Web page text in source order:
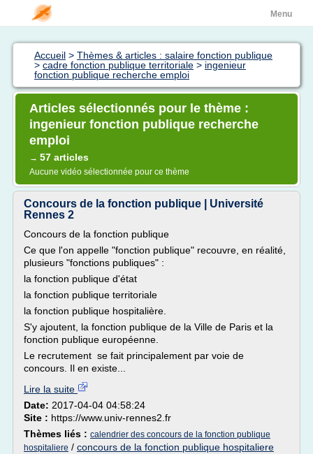
Menu
Accueil > Thèmes & articles : salaire fonction publique
> cadre fonction publique territoriale > ingenieur
fonction publique recherche emploi
Articles sélectionnés pour le thème :
ingenieur fonction publique recherche
emploi
→ 57 articles
Aucune vidéo sélectionnée pour ce thème
Concours de la fonction publique | Université
Rennes 2
Concours de la fonction publique
Ce que l'on appelle "fonction publique" recouvre, en réalité,
plusieurs "fonctions publiques" :
la fonction publique d'état
la fonction publique territoriale
la fonction publique hospitalière.
S'y ajoutent, la fonction publique de la Ville de Paris et la
fonction publique européenne.
Le recrutement se fait principalement par voie de
concours. Il en existe...
Lire la suite
Date: 2017-04-04 04:58:24
Site : https://www.univ-rennes2.fr
Thèmes liés : calendrier des concours de la fonction publique
hospitaliere / concours de la fonction publique hospitaliere